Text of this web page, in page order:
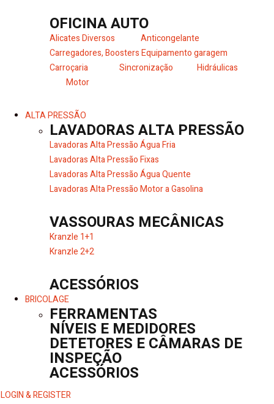
OFICINA AUTO
Alicates Diversos
Anticongelante
Carregadores, BoostersEquipamento garagem
Carroçaria
Sincronização
Hidráulicas
Motor
ALTA PRESSÃO
LAVADORAS ALTA PRESSÃO
Lavadoras Alta Pressão Água Fria
Lavadoras Alta Pressão Fixas
Lavadoras Alta Pressão Água Quente
Lavadoras Alta Pressão Motor a Gasolina
VASSOURAS MECÂNICAS
Kranzle 1+1
Kranzle 2+2
ACESSÓRIOS
BRICOLAGE
FERRAMENTAS
NÍVEIS E MEDIDORES
DETETORES E CÂMARAS DE
INSPEÇÃO
ACESSÓRIOS
LOGIN & REGISTER